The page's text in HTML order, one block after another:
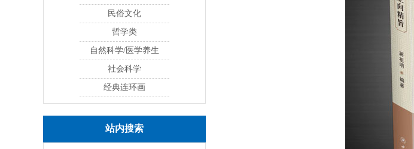
民俗文化
哲学类
自然科学/医学养生
社会科学
经典连环画
站内搜索